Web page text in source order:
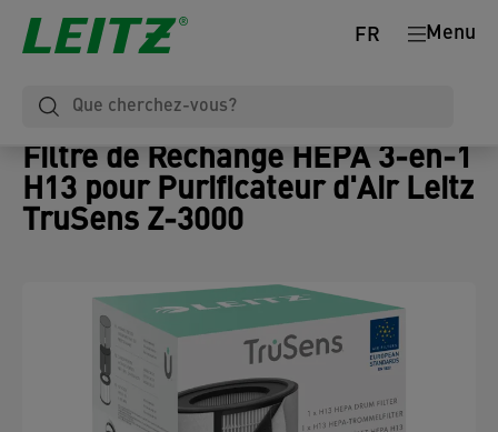
Menu
FR
Filtre de Rechange HEPA 3-en-1
H13 pour Purificateur d'Air Leitz
TruSens Z-3000